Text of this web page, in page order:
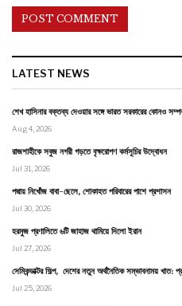
LATEST NEWS
শেখ হাসিনার বক্তব্য দেওয়ার সঙ্গে ভারত সরকারের কোনও
Aug 4, 2026
রাজশাহীকে সবুজ নগরী গড়তে বৃক্ষরোপণ কর্মসূচির উদ্বোধন
Jul 31, 2026
পদ্মায় নিখোঁজ বাবা-ছেলে, শোকাহত পরিবারের পাশে প্রশাসন
Jul 30, 2026
হরমুজ প্রণালিতে ৬টি জাহাজ থামিয়ে দিলো ইরান
Jul 27, 2026
সেমিকন্ডাক্টর শিল্প, দেশের নতুন অর্থনৈতিক সম্ভাবনাময় খাত:
Jul 25, 2026